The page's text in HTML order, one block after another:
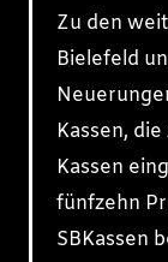
Zu den
Bielefeld
Kassen,
Kassen
fünfzehn
SBKassen